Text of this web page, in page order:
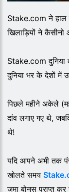
Stake.com ने हाल
खिलाड़ियों ने
Stake.com
दुनिया भर के देशों में
पिछले महीने अकेले
दांव लगाए गए थे,
थे!
यदि आपने अभी तक
खोलते समय
जमा बोनस प्राप्त